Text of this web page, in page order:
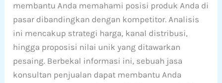
membantu Anda memahami posisi produk Anda di
pasar dibandingkan dengan kompetitor. Analisis
ini mencakup strategi harga, kanal distribusi,
hingga proposisi nilai unik yang ditawarkan
pesaing. Berbekal informasi ini, sebuah jasa
konsultan penjualan dapat membantu Anda